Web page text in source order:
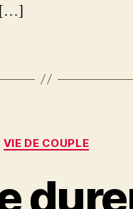
[…]
Catégories
VIE DE COUPLE